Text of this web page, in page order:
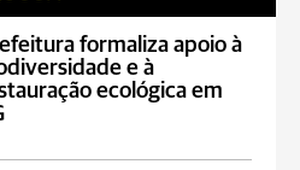
formaliza apoio à
e à
ecológica em